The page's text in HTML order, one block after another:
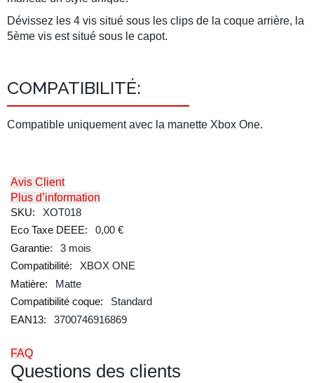
Dévissez les 4 vis situé sous les clips de la coque arrière, la
5ème vis est situé sous le capot.
COMPATIBILITÉ:
Compatible uniquement avec la manette Xbox One.
Avis Client
Plus d’information
XOT018
0,00 €
3 mois
XBOX ONE
Matte
Standard
3700746916869
FAQ
Questions des clients